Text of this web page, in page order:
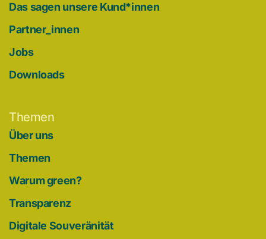
Das sagen unsere Kund*innen
Partner_innen
Jobs
Downloads
Themen
Über uns
Themen
Warum green?
Transparenz
Digitale Souveränität